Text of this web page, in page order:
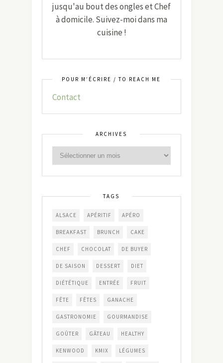
jusqu'au bout des ongles et Chef
à domicile. Suivez-moi dans ma
cuisine !
POUR M’ÉCRIRE / TO REACH ME
Contact
ARCHIVES
TAGS
ALSACE APÉRITIF APÉRO
BREAKFAST BRUNCH CAKE
CHEF CHOCOLAT DE BUYER
DE SAISON DESSERT DIET
DIÉTÉTIQUE ENTRÉE FRUIT
FÊTE FÊTES GANACHE
GASTRONOMIE GOURMANDISE
GOÛTER GÂTEAU HEALTHY
KENWOOD KMIX LÉGUMES